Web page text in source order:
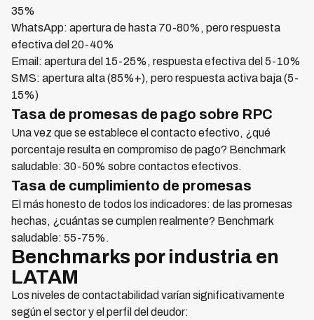
35%
WhatsApp: apertura de hasta 70-80%, pero respuesta
efectiva del 20-40%
Email: apertura del 15-25%, respuesta efectiva del 5-10%
SMS: apertura alta (85%+), pero respuesta activa baja (5-
15%)
Tasa de promesas de pago sobre RPC
Una vez que se establece el contacto efectivo, ¿qué
porcentaje resulta en compromiso de pago? Benchmark
saludable: 30-50% sobre contactos efectivos.
Tasa de cumplimiento de promesas
El más honesto de todos los indicadores: de las promesas
hechas, ¿cuántas se cumplen realmente? Benchmark
saludable: 55-75%.
Benchmarks por industria en
LATAM
Los niveles de contactabilidad varían significativamente
según el sector y el perfil del deudor: